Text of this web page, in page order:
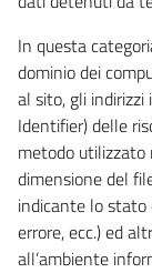
In questa
dominio dei
al sito, gli indirizzi
Identifier) delle
metodo utilizzato
dimensione del
indicante lo stato
errore, ecc.) ed
all’ambiente